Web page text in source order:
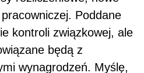
Poddane
kontroli związkowej, ale
będą z
wynagrodzeń. Myślę,